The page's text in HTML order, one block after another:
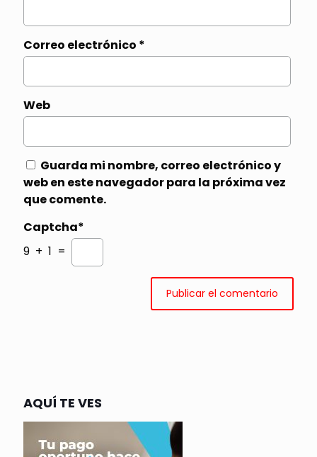
Correo electrónico *
Web
Guarda mi nombre, correo electrónico y
web en este navegador para la próxima vez
que comente.
Captcha*
9 + 1 =
AQUÍ TE VES